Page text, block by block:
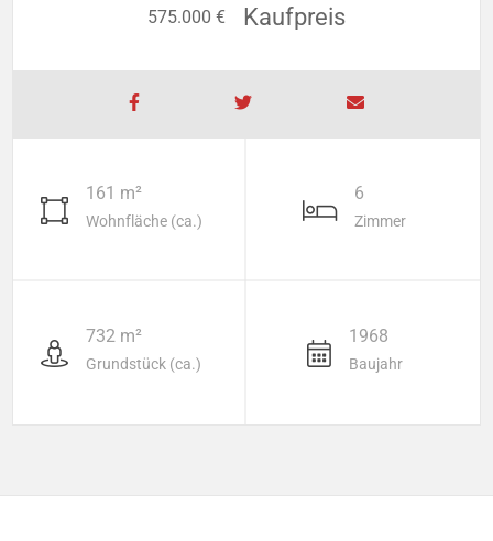
575.000 € Kaufpreis
161 m²
Wohnfläche (ca.)
6
Zimmer
732 m²
Grundstück (ca.)
1968
Baujahr